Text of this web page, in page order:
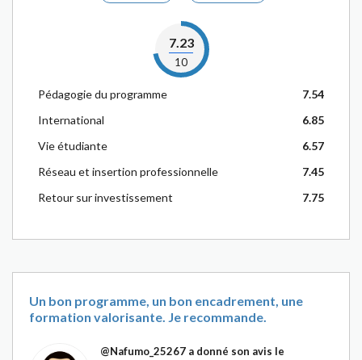
7.23
10
Pédagogie du programme
7.54
International
6.85
Vie étudiante
6.57
Réseau et insertion professionnelle
7.45
Retour sur investissement
7.75
Un bon programme, un bon encadrement, une
formation valorisante. Je recommande.
@Nafumo_25267 a donné son avis le